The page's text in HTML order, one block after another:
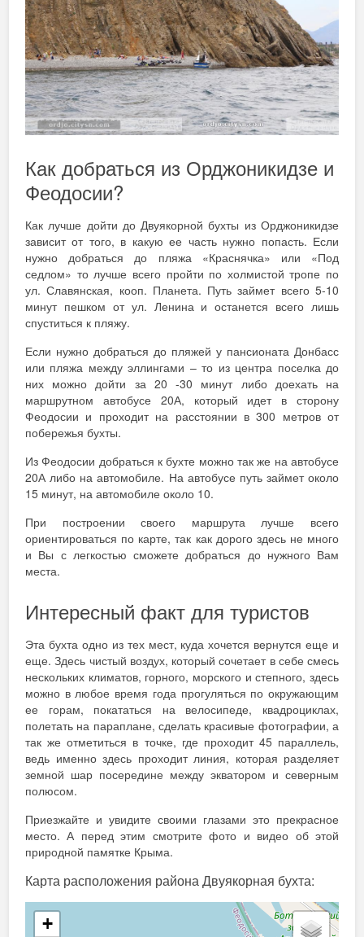
Как добраться из Орджоникидзе и
Феодосии?
Как лучше дойти до Двуякорной бухты из Орджоникидзе
зависит от того, в какую ее часть нужно попасть. Если
нужно добраться до пляжа «Краснячка» или «Под
седлом» то лучше всего пройти по холмистой тропе по
ул. Славянская, кооп. Планета. Путь займет всего 5-10
минут пешком от ул. Ленина и останется всего лишь
спуститься к пляжу.
Если нужно добраться до пляжей у пансионата Донбасс
или пляжа между эллингами – то из центра поселка до
них можно дойти за 20 -30 минут либо доехать на
маршрутном автобусе 20А, который идет в сторону
Феодосии и проходит на расстоянии в 300 метров от
побережья бухты.
Из Феодосии добраться к бухте можно так же на автобусе
20А либо на автомобиле. На автобусе путь займет около
15 минут, на автомобиле около 10.
При построении своего маршрута лучше всего
ориентироваться по карте, так как дорого здесь не много
и Вы с легкостью сможете добраться до нужного Вам
места.
Интересный факт для туристов
Эта бухта одно из тех мест, куда хочется вернутся еще и
еще. Здесь чистый воздух, который сочетает в себе смесь
нескольких климатов, горного, морского и степного, здесь
можно в любое время года прогуляться по окружающим
ее горам, покататься на велосипеде, квадроциклах,
полетать на параплане, сделать красивые фотографии, а
так же отметиться в точке, где проходит 45 параллель,
ведь именно здесь проходит линия, которая разделяет
земной шар посередине между экватором и северным
полюсом.
Приезжайте и увидите своими глазами это прекрасное
место. А перед этим смотрите фото и видео об этой
природной памятке Крыма.
Карта расположения района Двуякорная бухта:
+